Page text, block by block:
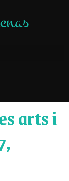
arts i